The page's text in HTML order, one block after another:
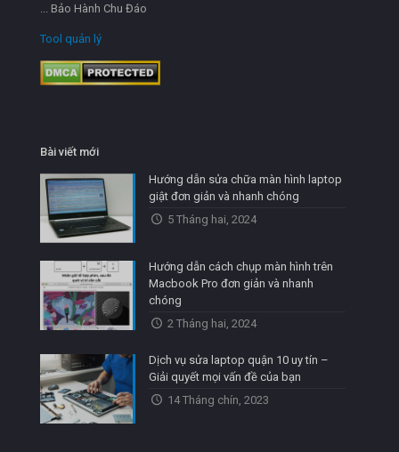
... Bảo Hành Chu Đáo
Tool quản lý
Bài viết mới
Hướng dẫn sửa chữa màn hình laptop
giật đơn giản và nhanh chóng
5 Tháng hai, 2024
Hướng dẫn cách chụp màn hình trên
Macbook Pro đơn giản và nhanh
chóng
2 Tháng hai, 2024
Dịch vụ sửa laptop quận 10 uy tín –
Giải quyết mọi vấn đề của bạn
14 Tháng chín, 2023